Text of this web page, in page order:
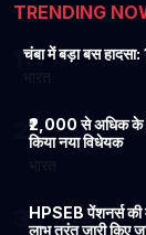
TRENDING
1चंबा में बड़ा बस
₹2,000 से अधिक के
किया नया विधेयक
HPSEB पेंशनर्स की
लाभ तुरंत जारी किए